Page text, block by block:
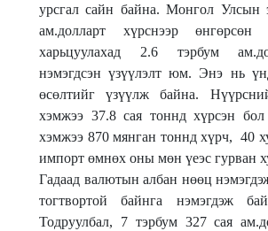
урсгал сайн байна. Монгол Улсын
ам.долларт хүрснээр
харьцуулахад 2.6 тэрбум
нэмэгдсэн үзүүлэлт юм. Энэ нь
өсөлтийг үзүүлж байна.
хэмжээ 37.8 сая тоннд хүрсэн бол
хэмжээ 870 мянган тоннд хүрч, 40
импорт өмнөх оны мөн үеэс гурван
Гадаад валютын албан нөөц
тогтвортой байнга нэмэгдэж
Тодруулбал, 7 тэрбум 327 сая